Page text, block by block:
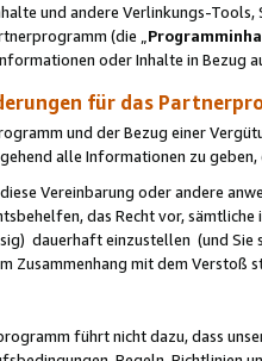
und andere Verlinkungs-
(die „
oder Inhalte in Bezug
für das
und der Bezug einer
alle Informationen zu
Vereinbarung oder andere
das Recht vor,
dauerhaft einzustellen (und Sie
mit dem Verstoß
führt nicht dazu, dass